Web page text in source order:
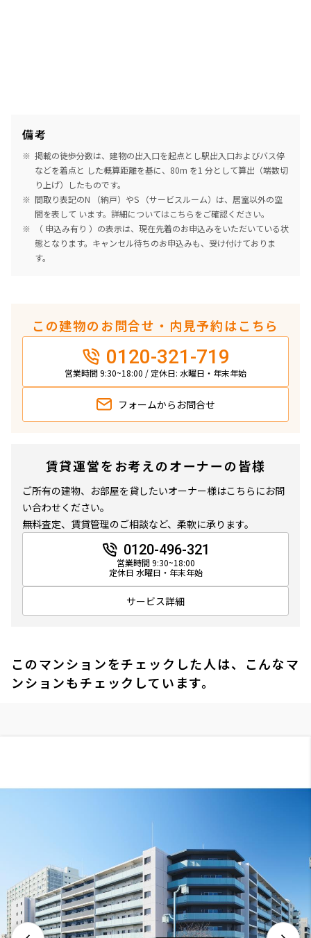
備考
掲載の徒歩分数は、建物の出入口を起点とし駅出入口およびバス停
などを着点と した概算距離を基に、80m を1 分として算出（端数切
り上げ）したものです。
間取り表記のN （納戸）やS （サービスルーム）は、居室以外の空
間を表して います。詳細についてはこちらをご確認ください。
（ 申込み有り ）の表示は、現在先着のお申込みをいただいている状
態となります。キャンセル待ちのお申込みも、受け付けておりま
す。
この建物のお問合せ・内見予約はこちら
0120-321-719
営業時間 9:30~18:00 / 定休日: 水曜日・年末年始
フォームから お問合せ
賃貸運営をお考えのオーナーの皆様
ご所有の建物、お部屋を貸したいオーナー様はこちらにお問
い合わせください。
無料査定、賃貸管理のご相談など、柔軟に承ります。
0120-496-321
営業時間 9:30~18:00
定休日 水曜日・年末年始
サービス詳細
このマンションをチェックした人は、こんなマ
ンションもチェックしています。